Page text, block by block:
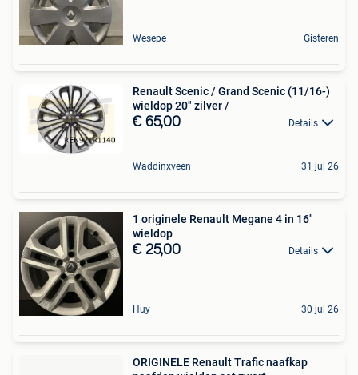
Wesepe Gisteren
Renault Scenic / Grand Scenic (11/16-)
wieldop 20" zilver /
€ 65,00 Details
Waddinxveen 31 jul 26
1 originele Renault Megane 4 in 16"
wieldop
€ 25,00 Details
Huy 30 jul 26
ORIGINELE Renault Trafic naafkap